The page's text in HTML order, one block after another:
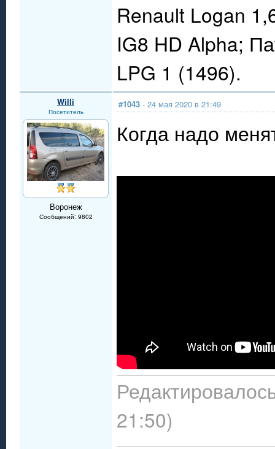
Renault Logan
IG8 HD Alpha;
LPG 1 (1496).
Willi
Посетитель
Воронеж
Сообщений: 9802
#1043 - 24 мая 2020 в 21:49
Когда надо
21:50)